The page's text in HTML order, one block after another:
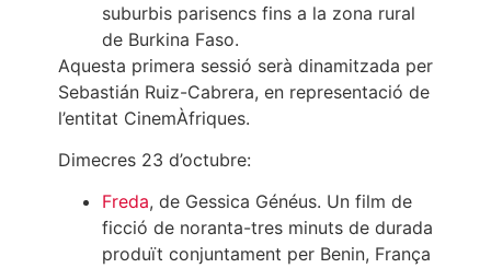
suburbis parisencs fins a la zona rural
de Burkina Faso.
Aquesta primera sessió serà dinamitzada per
Sebastián Ruiz-Cabrera, en representació de
l’entitat CinemÀfriques.
Dimecres 23 d’octubre:
Freda, de Gessica Généus. Un film de
ficció de noranta-tres minuts de durada
produït conjuntament per Benin, França